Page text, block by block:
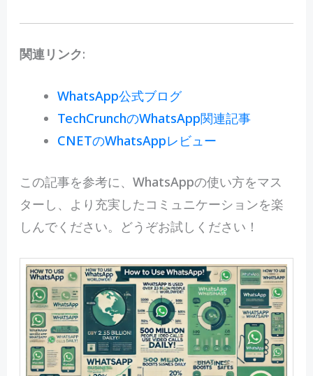
関連リンク:
WhatsApp公式ブログ
TechCrunchのWhatsApp関連記事
CNETのWhatsAppレビュー
この記事を参考に、WhatsAppの使い方をマス
ターし、より充実したコミュニケーションを楽
しんでください。どうぞお試しください！